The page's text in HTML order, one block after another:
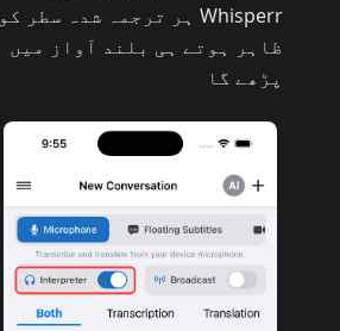
Whisperr ہر ترجمہ شدہ سطر کو
ظاہر ہوتے ہی بلند آواز میں
پڑھے گا